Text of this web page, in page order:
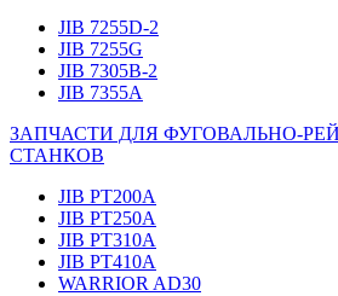
JIB 7255D-2
JIB 7255G
JIB 7305B-2
JIB 7355A
ЗАПЧАСТИ ДЛЯ ФУГОВАЛЬНО-
СТАНКОВ
JIB PT200A
JIB PT250A
JIB PT310A
JIB PT410A
WARRIOR AD30